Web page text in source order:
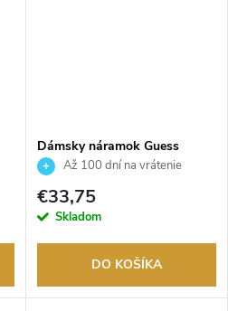
Dámsky náramok Guess
JUBB05531JWYGS
Až 100 dní na vrátenie
tovaru. Autorizovaný predajca.
€33,75
Skladom
DO KOŠÍKA